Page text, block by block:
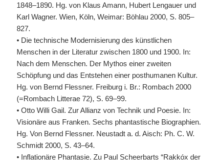
1848–1890. Hg. von Klaus Amann, Hubert Lengauer und
Karl Wagner. Wien, Köln, Weimar: Böhlau 2000, S. 805–
827.
• Die technische Modernisierung des künstlichen
Menschen in der Literatur zwischen 1800 und 1900. In:
Nach dem Menschen. Der Mythos einer zweiten
Schöpfung und das Entstehen einer posthumanen Kultur.
Hg. von Bernd Flessner. Freiburg i. Br.: Rombach 2000
(=Rombach Litterae 72), S. 69–99.
• Otto Willi Gail. Zur Allianz von Technik und Poesie. In:
Visionäre aus Franken. Sechs phantastische Biographien.
Hg. Von Bernd Flessner. Neustadt a. d. Aisch: Ph. C. W.
Schmidt 2000, S. 43–64.
• Inflationäre Phantasie. Zu Paul Scheerbarts “Rakkóx der